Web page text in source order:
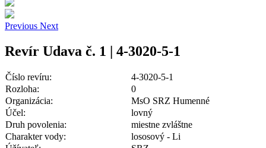
Previous Next
Revír Udava č. 1 | 4-3020-5-1
Číslo revíru:
4-3020-5-1
Rozloha:
0
Organizácia:
MsO SRZ Humenné
Účel:
lovný
Druh povolenia:
miestne zvláštne
Charakter vody:
lososový - Li